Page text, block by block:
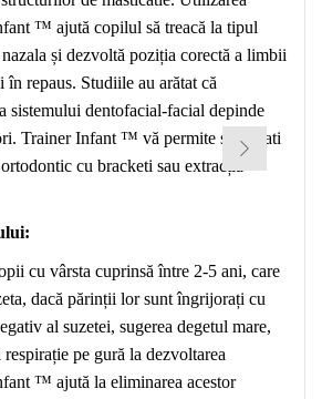
™ ajută copilul să treacă la tipul
și dezvoltă poziția corectă a limbii
repaus. Studiile au arătat că
sistemului dentofacial-facial depinde
Trainer Infant ™ vă permite să evitati
cu bracketi sau extracția
cu vârsta cuprinsă între 2-5 ani, care
dacă părinții lor sunt îngrijorați cu
al suzetei, sugerea degetul mare,
pe gură la dezvoltarea
™ ajută la eliminarea acestor